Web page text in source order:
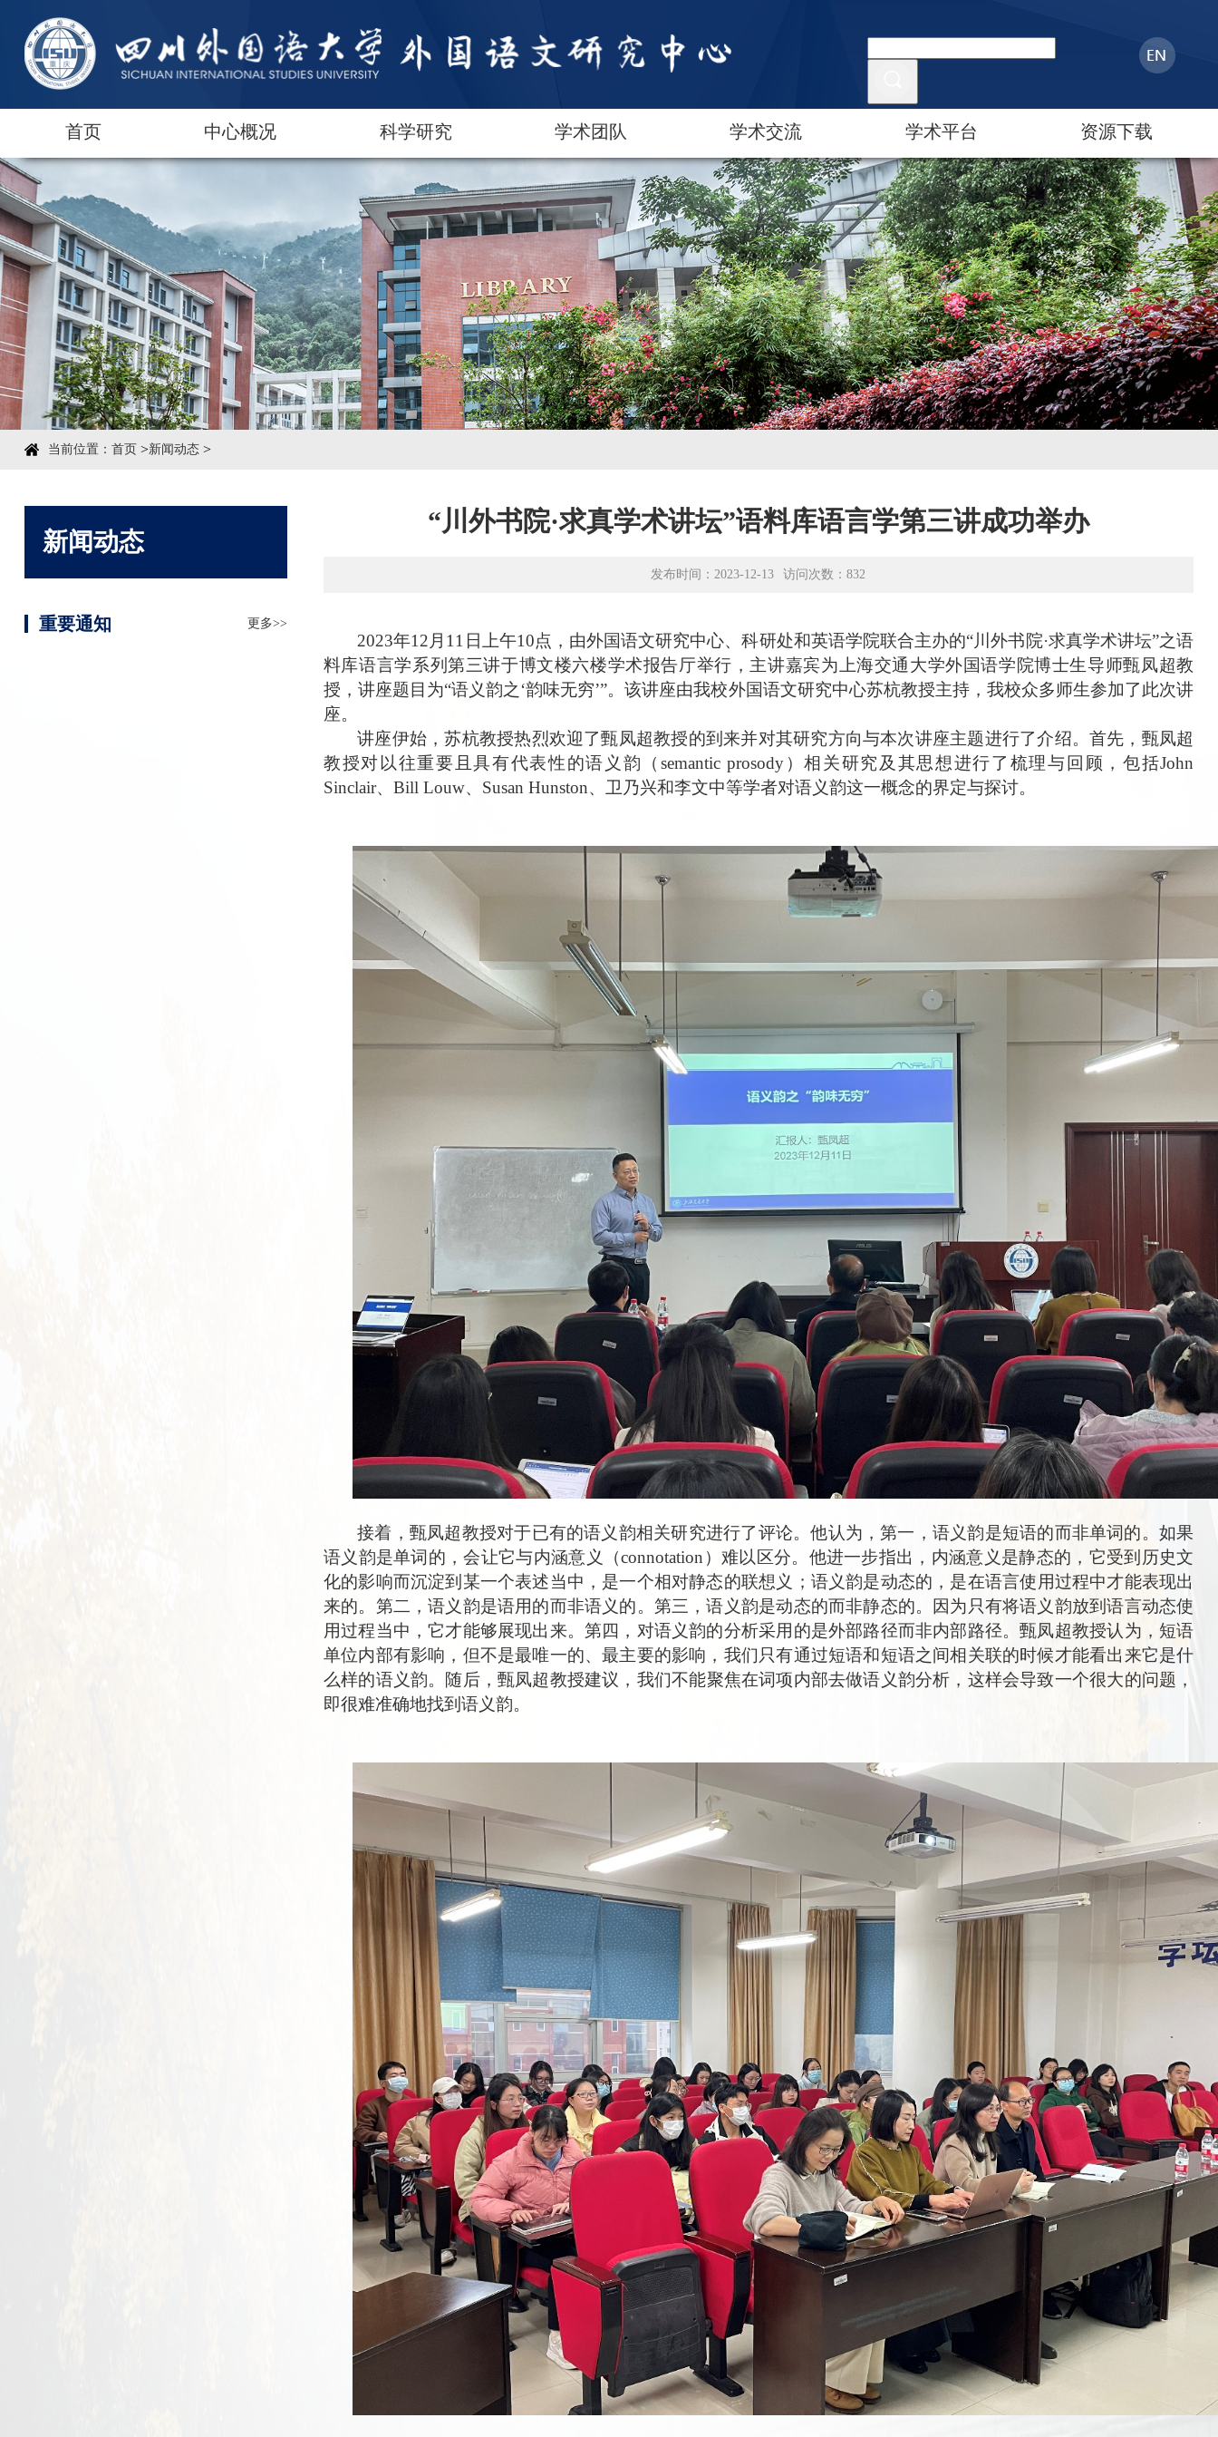
首页 中心概况 科学研究 学术团队 学术交流 学术平台 资源下载
当前位置： 首页>新闻动态>
新闻动态
重要通知 更多>>
“川外书院·求真学术讲坛”语料库语言学第三讲成功举办
发布时间：2023-12-13 访问次数：832
2023年12 月 11 日 上午10点 ， 由外国语文研究中心、科研处和英语学院联合主办的“川外书院·求真学术讲坛”之语
料库语言学系列第三讲于博文楼六楼学术报告厅举行，主讲嘉宾为 上海交通大学外国语学院博士生导师甄凤超教
授，讲座题目为“语义韵之‘韵味无穷’”。该讲座由我校外国语文研究中心苏杭教授主持， 我校众多师生参加了此次讲
座。
讲座伊始，苏杭教授热烈欢迎了甄凤超教授的到来并对其研究方向与本次讲座主题进行了介绍。 首先， 甄凤超
教授对 以往重要且具有代表性的语义韵（semantic prosody）相关研究 及 其思想进行了梳理与回顾 ， 包括John
Sinclair、 Bill Louw、 Susan Hunston、卫乃兴和李文中等学者对语义韵这一概念的界定与探讨。
接着， 甄凤超教授对于已有的语义韵相关研究进行了评论。他认为 ，第一， 语义韵是短语的而非单词的。 如果
语义韵是单词的，会让它与内涵意义 （connotation ）难以区分。 他进一步指出，内涵意义是静态的， 它受到历史文
化的影响而沉淀到某一个表述当中 ，是一个相对静态的联想义 ；语义韵是动态的， 是在语言使用过程中才能表现出
来的。第二，语义韵是语用的而非语义的。第三，语义韵是动态的而非静态的。 因为 只有将语义韵放到语言动态使
用过程当中 ，它才能够展现出来。第四，对语义韵的分析采用的是外部路径而非内部路径。甄凤超教授认为， 短语
单位内部有影响，但不是最唯一的、最主要的影响，我们 只有通过短语和短语之间相关联的时候才能看出来它是什
么样的语义韵。 随后， 甄凤超教授建议 ，我们不能聚焦在词项内部去做语义韵分析 ，这样会导致一个很大的问题 ，
即很难准确地找到语义韵。